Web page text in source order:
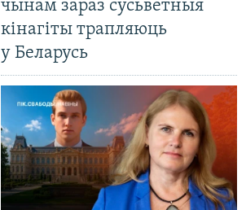
чынам зараз сусьветныя
кінагіты трапляюць
у Беларусь